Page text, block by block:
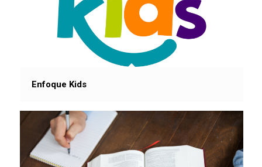
Enfoque Kids